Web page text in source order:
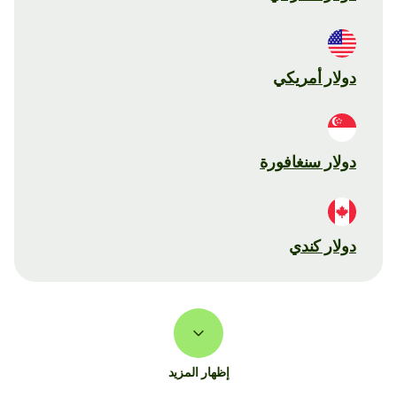
دولار أمريكي
دولار سنغافورة
دولار كندي
إظهار المزيد